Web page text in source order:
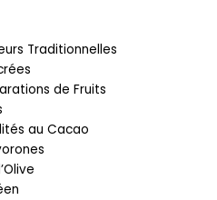
Traditionnelles
de Fruits
au Cacao